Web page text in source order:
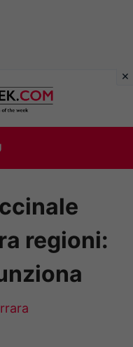
regioni: